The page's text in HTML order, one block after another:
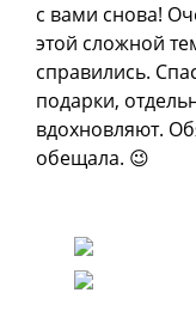
с вами снова!
этой сложной
справились.
подарки,
вдохновляют.
обещала. 😉